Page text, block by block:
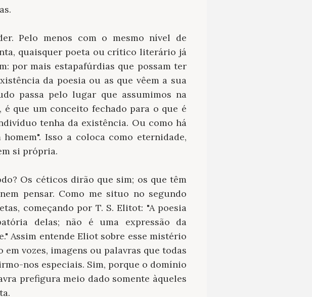
Pelo menos com o mesmo nível de
quaisquer poeta ou crítico literário já
por mais estapafúrdias que possam ter
da poesia ou as que vêem a sua
passa pelo lugar que assumimos na
que um conceito fechado para o que é
tenha da existência. Ou como há
Isso a coloca como eternidade,
si própria.
Os céticos dirão que sim; os que têm
pensar. Como me situo no segundo
começando por T. S. Elitot: "A poesia
delas; não é uma expressão da
Assim entende Eliot sobre esse mistério
vozes, imagens ou palavras que todas
nos especiais. Sim, porque o domínio
prefigura meio dado somente àqueles